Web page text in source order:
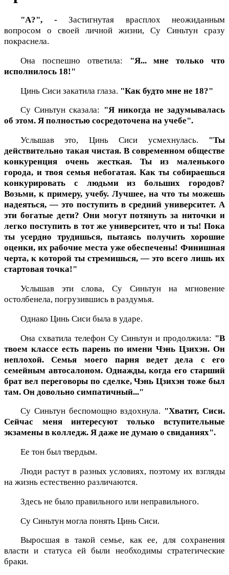
"А?", - Застигнутая врасплох неожиданным
вопросом о своей личной жизни, Су Синьтун сразу
покраснела.
Она поспешно ответила:
"Я... мне только что
исполнилось 18!"
Цинь Сиси закатила глаза. "Как будто мне не 18?"
Су Синьтун сказала: "Я никогда не задумывалась
об этом. Я полностью сосредоточена на учебе".
Услышав это, Цинь Сиси усмехнулась.
"Ты
действительно такая чистая. В современном обществе
конкуренция очень жесткая. Ты из маленького
города, и твоя семья небогатая. Как ты собираешься
конкурировать с людьми из больших городов?
Возьми, к примеру, учебу. Лучшее, на что ты можешь
надеяться, — это поступить в средний университет. А
эти богатые дети? Они могут потянуть за ниточки и
легко поступить в тот же университет, что и ты! Пока
ты усердно трудишься, пытаясь получить хорошие
оценки, их рабочие места уже обеспечены! Финишная
черта, к которой ты стремишься, — это всего лишь их
стартовая точка!"
Услышав эти слова, Су Синьтун на мгновение
остолбенела, погрузившись в раздумья.
Однако Цинь Сиси была в ударе.
Она схватила телефон Су Синьтун и продолжила: "В
твоем классе есть парень по имени Чэнь Цзихэн. Он
неплохой. Семья моего парня ведет дела с его
семейным автосалоном. Однажды, когда его старший
брат вел переговоры по сделке, Чэнь Цзихэн тоже был
там. Он довольно симпатичный..."
Су Синьтун беспомощно вздохнула. "Хватит, Сиси.
Сейчас меня интересуют только вступительные
экзамены в колледж. Я даже не думаю о свиданиях".
Ее тон был твердым.
Люди растут в разных условиях, поэтому их взгляды
на жизнь естественно различаются.
Здесь не было правильного или неправильного.
Су Синьтун могла понять Цинь Сиси.
Выросшая в такой семье, как ее, для сохранения
власти и статуса ей были необходимы стратегические
браки.